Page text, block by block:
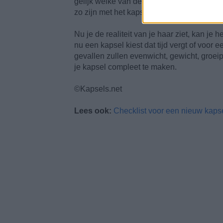
zo zijn met het kapsel.
Nu je de realiteit van je haar ziet, kan je
nu een kapsel kiest dat tijd vergt of voor
gevallen zullen evenwicht, gewicht,
je kapsel compleet te maken.
©Kapsels.net
Lees ook: Checklist voor een nieuw